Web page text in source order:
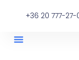
+36 20 777-27-